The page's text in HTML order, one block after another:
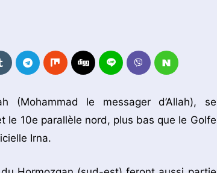
(Mohammad le messager d’Allah), se
le 10e parallèle nord, plus bas que le Golfe
Irna.